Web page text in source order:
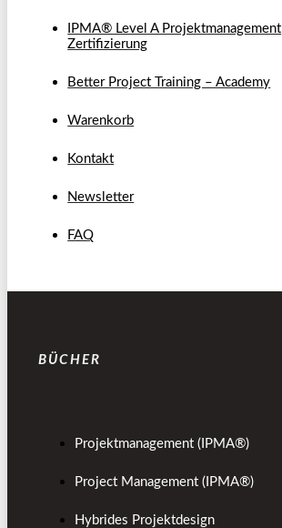
IPMA® Level A Projektmanagement
Zertifizierung
Better Project Training – Academy
Warenkorb
Kontakt
Newsletter
FAQ
BÜCHER
Projektmanagement (IPMA®)
Project Management (IPMA®)
Hybrides Projektdesign